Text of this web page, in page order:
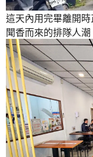
這天內用完畢離開
聞香而來的排隊人